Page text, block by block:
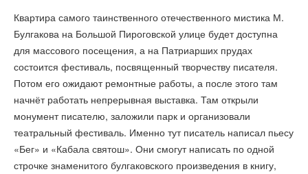
Квартира самого таинственного отечественного мистика М.
Булгакова на Большой Пироговской улице будет доступна
для массового посещения, а на Патриарших прудах
состоится фестиваль, посвященный творчеству писателя.
Потом его ожидают ремонтные работы, а после этого там
начнёт работать непрерывная выставка. Там открыли
монумент писателю, заложили парк и организовали
театральный фестиваль. Именно тут писатель написал пьесу
«Бег» и «Кабала святош». Они смогут написать по одной
строчке знаменитого булгаковского произведения в книгу,